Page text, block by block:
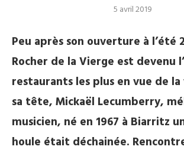
5 avril 2019
Peu après son ouverture à l’été
Rocher de la Vierge est devenu
restaurants les plus en vue de
sa tête, Mickaël Lecumberry,
musicien, né en 1967 à Biarritz
houle était déchainée.